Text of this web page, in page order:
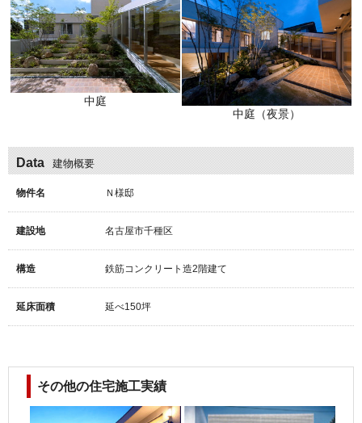
中庭
中庭（夜景）
Data 建物概要
物件名 Ｎ様邸
建設地 名古屋市千種区
構造 鉄筋コンクリート造2階建て
延床面積 延べ150坪
その他の住宅施工実績